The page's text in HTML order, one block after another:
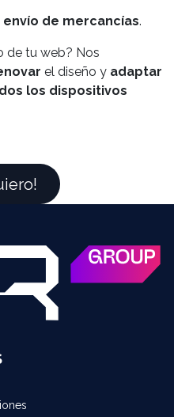
envío de mercancías.
de tu web? Nos
el diseño y adaptar
los dispositivos